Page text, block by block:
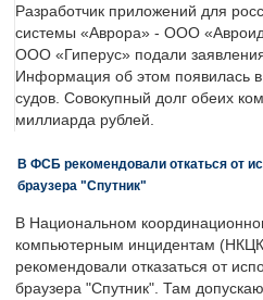
Разработчик приложений для
системы «Аврора» - ООО
ООО «Гиперус» подали заявления
Информация об этом появилась
судов. Совокупный долг обеих
миллиарда рублей.
В ФСБ рекомендовали откаться от
браузера "Спутник"
В Национальном
компьютерным инцидентам
рекомендовали отказаться от
браузера "Спутник". Там